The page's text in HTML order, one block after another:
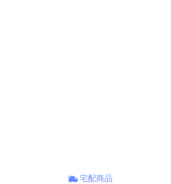
宅配商品